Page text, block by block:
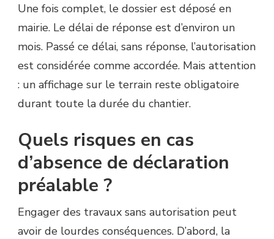
Une fois complet, le dossier est déposé en
mairie. Le délai de réponse est d’environ un
mois. Passé ce délai, sans réponse, l’autorisation
est considérée comme accordée. Mais attention
: un affichage sur le terrain reste obligatoire
durant toute la durée du chantier.
Quels risques en cas
d’absence de déclaration
préalable ?
Engager des travaux sans autorisation peut
avoir de lourdes conséquences. D’abord, la